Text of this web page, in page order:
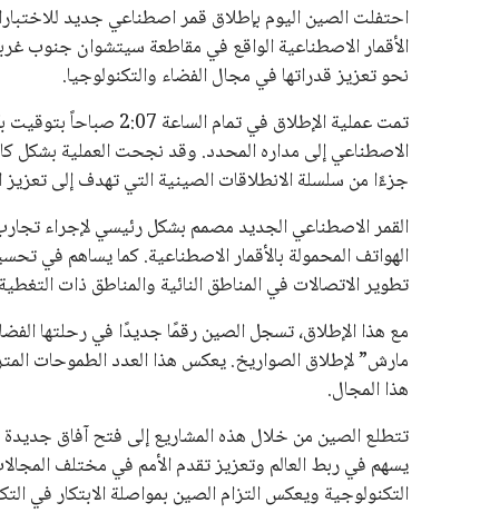
احتفلت الصين اليوم بإطلاق قمر اصطناعي جديد
الأقمار الاصطناعية الواقع في مقاطعة سيتشوان جنوب
نحو تعزيز قدراتها في مجال الفضاء والتكنولوجيا.
الاصطناعي إلى مداره المحدد. وقد نجحت العملية بشكل
جزءًا من سلسلة الانطلاقات الصينية التي تهدف إلى تعزيز
القمر الاصطناعي الجديد مصمم بشكل رئيسي لإجراء
الهواتف المحمولة بالأقمار الاصطناعية. كما يساهم في
تطوير الاتصالات في المناطق النائية والمناطق ذات
مارش” لإطلاق الصواريخ. يعكس هذا العدد الطموحات
هذا المجال.
تتطلع الصين من خلال هذه المشاريع إلى فتح آفاق جديدة
يسهم في ربط العالم وتعزيز تقدم الأمم في مختلف
التكنولوجية ويعكس التزام الصين بمواصلة الابتكار في